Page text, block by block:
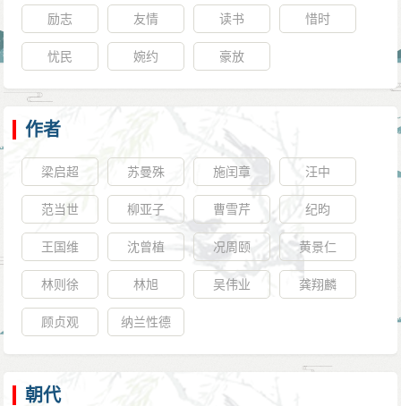
励志 友情 读书 惜时
忧民 婉约 豪放
作者
梁启超 苏曼殊 施闰章 汪中
范当世 柳亚子 曹雪芹 纪昀
王国维 沈曾植 况周颐 黄景仁
林则徐 林旭 吴伟业 龚翔麟
顾贞观 纳兰性德
朝代